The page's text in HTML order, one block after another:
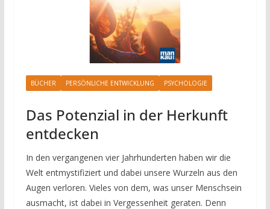
BÜCHER PERSÖNLICHE ENTWICKLUNG PSYCHOLOGIE
Das Potenzial in der Herkunft
entdecken
In den vergangenen vier Jahrhunderten haben wir die
Welt entmystifiziert und dabei unsere Wurzeln aus den
Augen verloren. Vieles von dem, was unser Menschsein
ausmacht, ist dabei in Vergessenheit geraten. Denn